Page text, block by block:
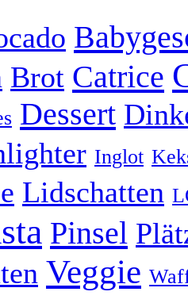
Brot Catrice
Dessert
Inglot
Lidschatten
Pinsel
Veggie